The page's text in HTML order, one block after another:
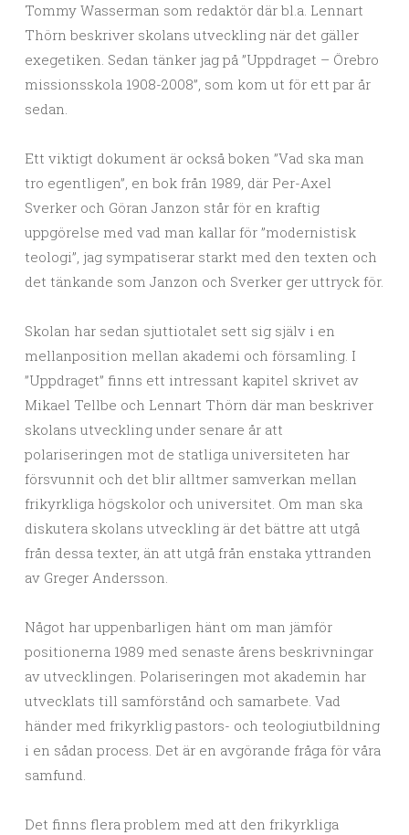
Tommy Wasserman som redaktör där bl.a. Lennart
Thörn beskriver skolans utveckling när det gäller
exegetiken. Sedan tänker jag på ”Uppdraget – Örebro
missionsskola 1908-2008”, som kom ut för ett par år
sedan.
Ett viktigt dokument är också boken ”Vad ska man
tro egentligen”, en bok från 1989, där Per-Axel
Sverker och Göran Janzon står för en kraftig
uppgörelse med vad man kallar för ”modernistisk
teologi”, jag sympatiserar starkt med den texten och
det tänkande som Janzon och Sverker ger uttryck för.
Skolan har sedan sjuttiotalet sett sig själv i en
mellanposition mellan akademi och församling. I
”Uppdraget” finns ett intressant kapitel skrivet av
Mikael Tellbe och Lennart Thörn där man beskriver
skolans utveckling under senare år att
polariseringen mot de statliga universiteten har
försvunnit och det blir alltmer samverkan mellan
frikyrkliga högskolor och universitet. Om man ska
diskutera skolans utveckling är det bättre att utgå
från dessa texter, än att utgå från enstaka yttranden
av Greger Andersson.
Något har uppenbarligen hänt om man jämför
positionerna 1989 med senaste årens beskrivningar
av utvecklingen. Polariseringen mot akademin har
utvecklats till samförstånd och samarbete. Vad
händer med frikyrklig pastors- och teologiutbildning
i en sådan process. Det är en avgörande fråga för våra
samfund.
Det finns flera problem med att den frikyrkliga